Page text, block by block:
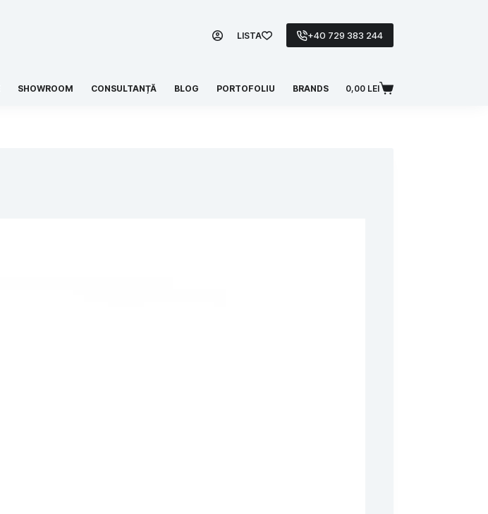
LISTA +40 729 383 244
SHOWROOM CONSULTANȚĂ BLOG PORTOFOLIU BRANDS 0,00 LEI